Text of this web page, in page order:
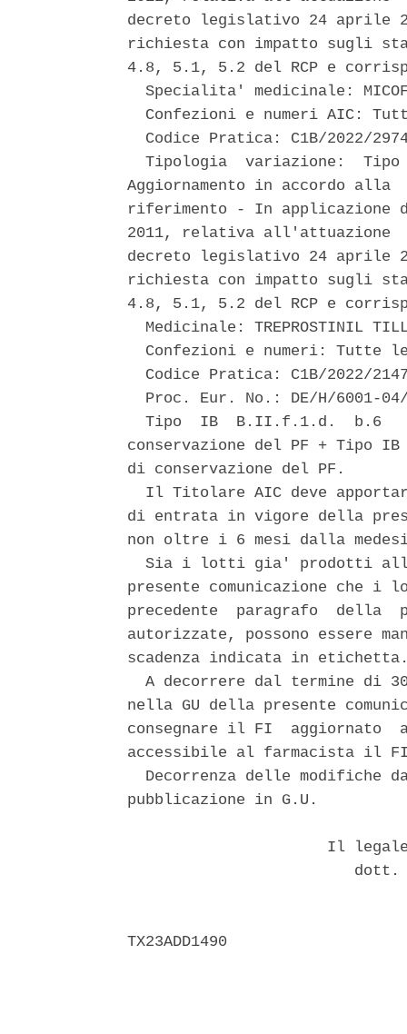
decreto legislativo 24 aprile
richiesta con impatto sugli
4.8, 5.1, 5.2 del RCP e
Specialita' medicinale:
Confezioni e numeri AIC:
Codice Pratica: C1B/2022/
Tipologia  variazione:
Aggiornamento in accordo
riferimento - In applicazione
2011, relativa all'attuazione
decreto legislativo 24 aprile
richiesta con impatto sugli
4.8, 5.1, 5.2 del RCP e
Medicinale: TREPROSTINIL
Confezioni e numeri: Tutte
Codice Pratica: C1B/2022/
Proc. Eur. No.: DE/H/6001-
Tipo  IB  B.II.f.1.d.  b.6
conservazione del PF +
di conservazione del PF.
Il Titolare AIC deve
di entrata in vigore della
non oltre i 6 mesi dalla
Sia i lotti gia' prodotti
presente comunicazione
precedente  paragrafo  della
autorizzate, possono essere
scadenza indicata in
A decorrere dal termine di
nella GU della presente
consegnare il FI
accessibile al farmacista il
Decorrenza delle modifiche
pubblicazione in G.U.
Il